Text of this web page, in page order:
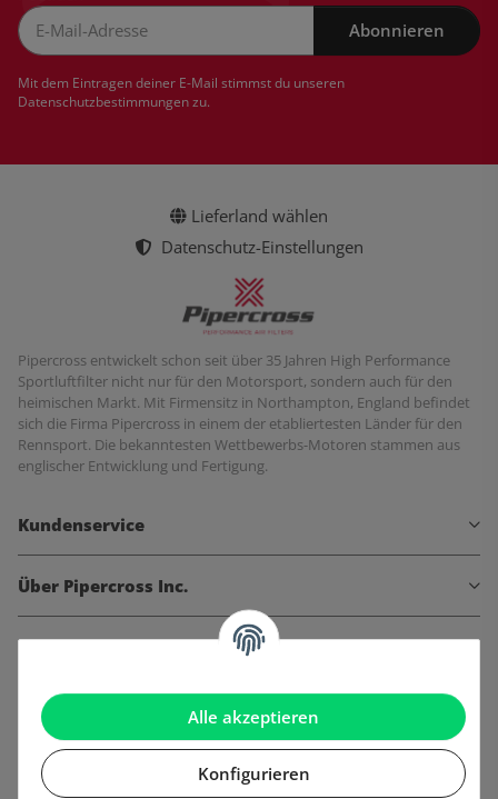
Alle akzeptieren
Konfigurieren
Abonnieren
Mit dem Eintragen deiner E-Mail stimmst du unseren
Datenschutzbestimmungenzu.
Lieferland wählen
Datenschutz-Einstellungen
Pipercross entwickelt schon seit über 35 Jahren High Performance
Sportluftfilter nicht nur für den Motorsport, sondern auch für den
heimischen Markt. Mit Firmensitz in Northampton, England befindet
sich die Firma Pipercross in einem der etabliertesten Länder für den
Rennsport. Die bekanntesten Wettbewerbs-Motoren stammen aus
englischer Entwicklung und Fertigung.
Kundenservice
Über Pipercross Inc.
Informationen
Gesetzliche Informationen